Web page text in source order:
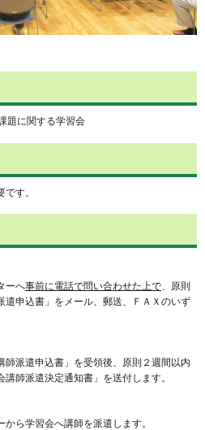
題に関する学習会
す。
ーへ事前に電話で問い合わせた上で 、原則
遣申込書」をメール、郵送、ＦＡＸのいず
師派遣申込書」を受領後、原則２週間以内
師派遣決定通知書」を送付します。
ら学習会へ講師を派遣します。